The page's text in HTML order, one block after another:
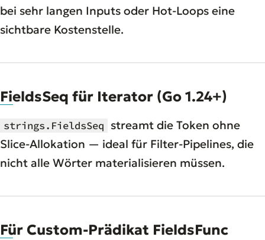
bei sehr langen Inputs oder Hot-Loops eine
sichtbare Kostenstelle.
FieldsSeq für Iterator (Go 1.24+)
strings.FieldsSeq streamt die Token ohne
Slice-Allokation — ideal für Filter-Pipelines, die
nicht alle Wörter materialisieren müssen.
Für Custom-Prädikat FieldsFunc